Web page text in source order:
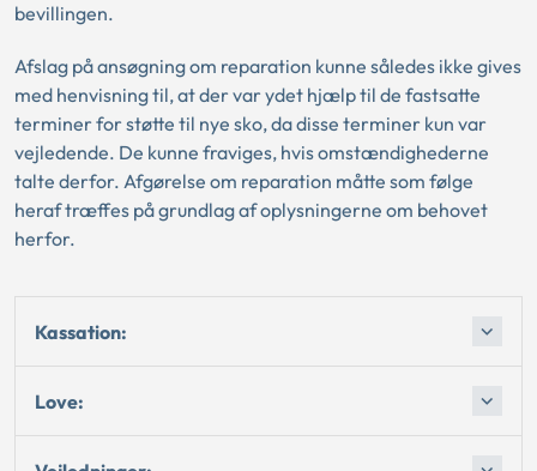
bevillingen.
Afslag på ansøgning om reparation kunne således ikke gives
med henvisning til, at der var ydet hjælp til de fastsatte
terminer for støtte til nye sko, da disse terminer kun var
vejledende. De kunne fraviges, hvis omstændighederne
talte derfor. Afgørelse om reparation måtte som følge
heraf træffes på grundlag af oplysningerne om behovet
herfor.
Kassation:
Love: